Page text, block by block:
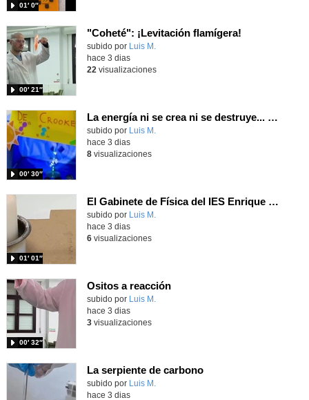
01′ 0″
"Coheté": ¡Levitación flamígera!
Contenido educativo.
subido por Luis M.
00′ 21″
hace 3 dias
22 visualizaciones
La energía ni se crea ni se destruye... ¡se experimenta! El Tierno en la Feria Madrid es Ciencia 2026
Contenido educativo.
subido por Luis M.
00′ 30″
hace 3 dias
8visualizaciones
El Gabinete de Física del IES Enrique Tierno Galván de Parla (Curso 25-26)
Contenido educativo.
subido por Luis M.
01′ 01″
hace 3 dias
6visualizaciones
Ositos a reacción
Contenido educativo.
subido por Luis M.
00′ 32″
hace 3 dias
3visualizaciones
La serpiente de carbono
Contenido educativo.
subido por Luis M.
hace 3 dias